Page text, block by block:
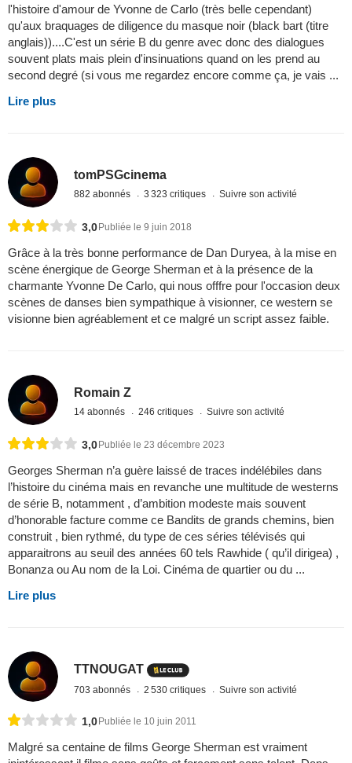
l'histoire d'amour de Yvonne de Carlo (très belle cependant)
qu'aux braquages de diligence du masque noir (black bart (titre
anglais))....C'est un série B du genre avec donc des dialogues
souvent plats mais plein d'insinuations quand on les prend au
second degré (si vous me regardez encore comme ça, je vais ...
Lire plus
tomPSGcinema
882 abonnés 3 323 critiques Suivre son activité
3,0Publiée le 9 juin 2018
Grâce à la très bonne performance de Dan Duryea, à la mise en
scène énergique de George Sherman et à la présence de la
charmante Yvonne De Carlo, qui nous offfre pour l'occasion deux
scènes de danses bien sympathique à visionner, ce western se
visionne bien agréablement et ce malgré un script assez faible.
Romain Z
14 abonnés 246 critiques Suivre son activité
3,0 Publiée le 23 décembre 2023
Georges Sherman n’a guère laissé de traces indélébiles dans
l’histoire du cinéma mais en revanche une multitude de westerns
de série B, notamment , d’ambition modeste mais souvent
d’honorable facture comme ce Bandits de grands chemins, bien
construit , bien rythmé, du type de ces séries télévisés qui
apparaitrons au seuil des années 60 tels Rawhide ( qu’il dirigea) ,
Bonanza ou Au nom de la Loi. Cinéma de quartier ou du ...
Lire plus
TTNOUGAT
703 abonnés 2 530 critiques Suivre son activité
1,0 Publiée le 10 juin 2011
Malgré sa centaine de films George Sherman est vraiment